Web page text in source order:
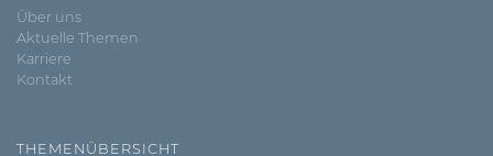
Über uns
Aktuelle Themen
Karriere
Kontakt
THEMENÜBERSICHT